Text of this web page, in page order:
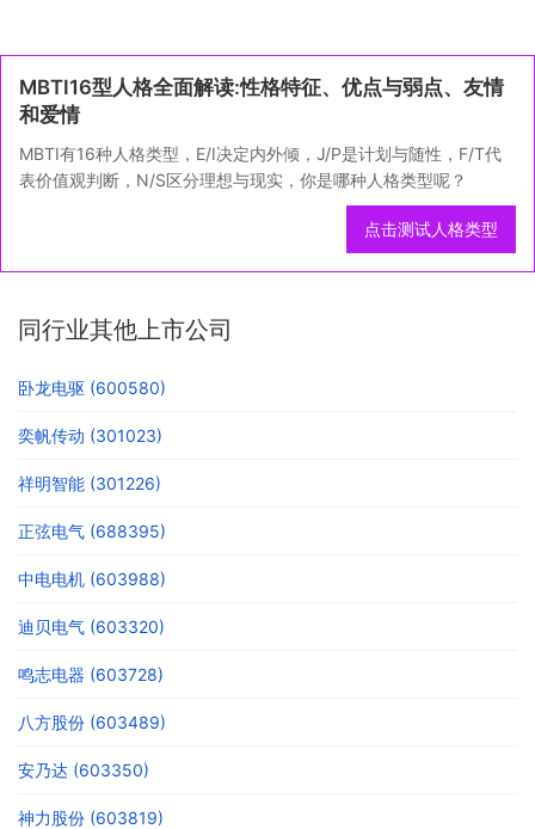
MBTI16型人格全面解读:性格特征、优点与弱点、友情
和爱情
MBTI有16种人格类型，E/I决定内外倾，J/P是计划与随性，F/T代
表价值观判断，N/S区分理想与现实，你是哪种人格类型呢？
点击测试人格类型
同行业其他上市公司
卧龙电驱 (600580)
奕帆传动 (301023)
祥明智能 (301226)
正弦电气 (688395)
中电电机 (603988)
迪贝电气 (603320)
鸣志电器 (603728)
八方股份 (603489)
安乃达 (603350)
神力股份 (603819)